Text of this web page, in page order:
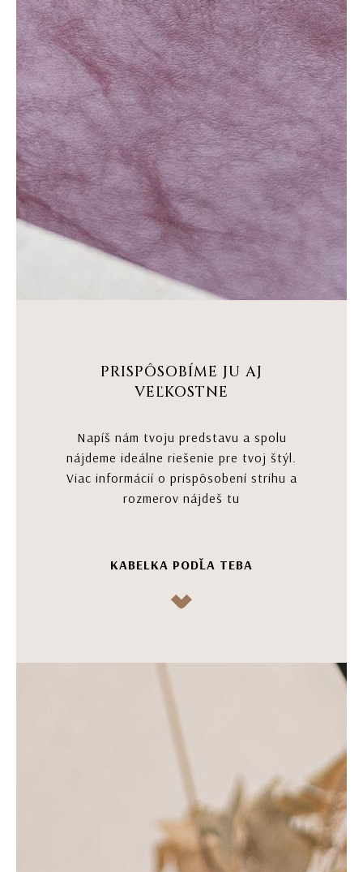
PRISPÔSOBÍME JU AJ
VEĽKOSTNE
Napíš nám tvoju predstavu a spolu
nájdeme ideálne riešenie pre tvoj štýl.
Viac informácií o prispôsobení strihu a
rozmerov nájdeš tu
KABELKA PODĽA TEBA